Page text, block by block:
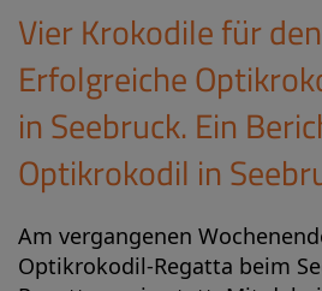
Vier Krokodile für den
Erfolgreiche
in Seebruck. Ein
Optikrokodil in
Am vergangenen
Optikrokodil-Regatta beim